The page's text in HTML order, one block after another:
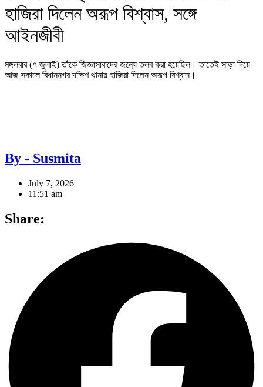
হাজিরা দিলেন অরূপ বিশ্বাস, সঙ্গে
আইনজীবী
মঙ্গলবার (৭ জুলাই) তাঁকে জিজ্ঞাসাবাদের জন্যে তলব করা হয়েছিল। তাতেই সাড়া দিয়ে
আজ সকালে বিধাননগর দক্ষিণ থানায় হাজিরা দিলেন অরূপ বিশ্বাস।
By - Susmita
July 7, 2026
11:51 am
Share: